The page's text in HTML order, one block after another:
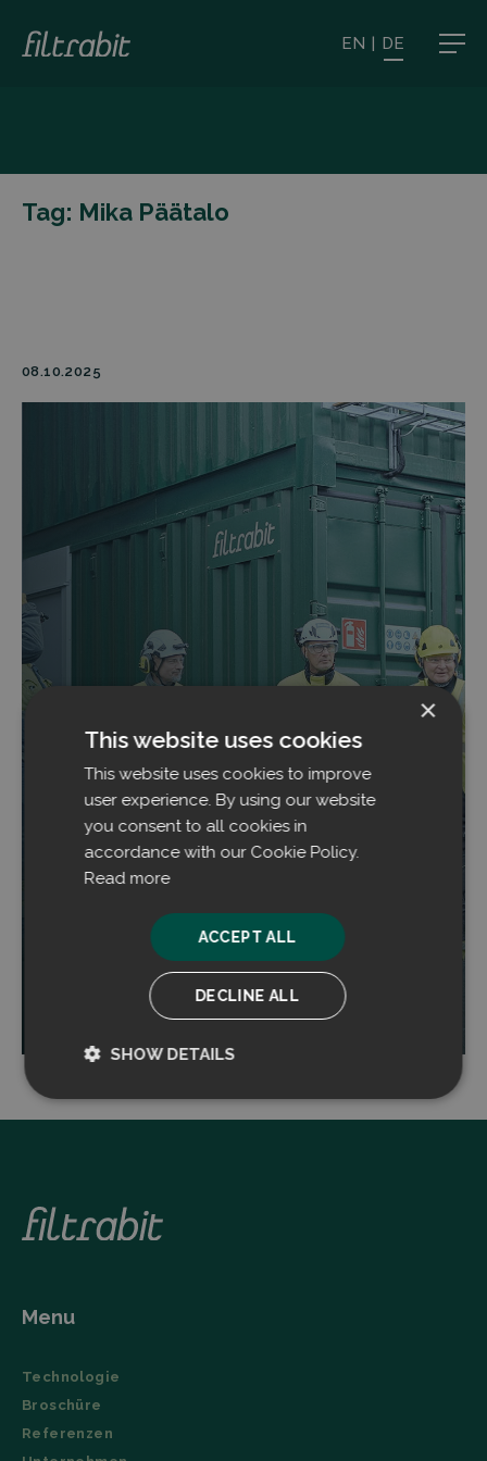
EN | DE
Tag: Mika Päätalo
08.10.2025
Filtrabit-Einheit jetzt in Betrieb im
Outokumpu-Werk Tornio
Stäuben gleichzeitig.
Menu
Technologie
Broschüre
Referenzen
×
This website uses cookies
This website uses cookies to improve
user experience. By using our website
you consent to all cookies in
accordance with our Cookie Policy.
Read more
ACCEPT ALL
DECLINE ALL
SHOW DETAILS
Strictly
necessary
Performance
Targeting